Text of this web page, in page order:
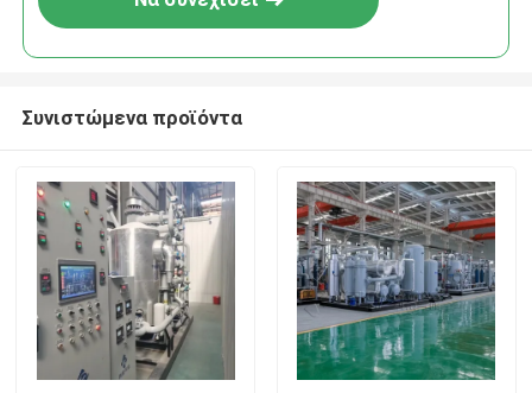
Σπίτι
Συνιστώμενα προϊόντα